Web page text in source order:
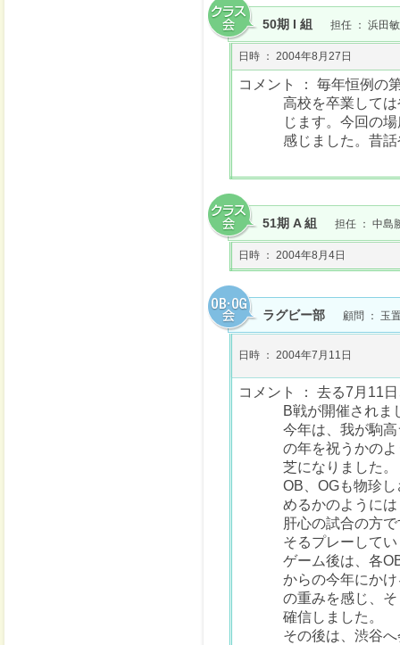
50期 I 組 担任 ： 浜田
日時 ： 2004年8月27日
コメント ： 毎年恒例の
高校を卒業して
じます。今回の
感じました。昔
51期 A 組 担任 ： 中島
日時 ： 2004年8月4日
ラグビー部 顧問 ： 玉
日時 ： 2004年7月11日
コメント ： 去る7月11
B戦が開催されま
今年は、我が駒
の年を祝うかの
芝になりました。
OB、OGも物珍
めるかのように
肝心の試合の方
そるプレーして
ゲーム後は、各
からの今年にか
の重みを感じ、
確信しました。
その後は、渋谷